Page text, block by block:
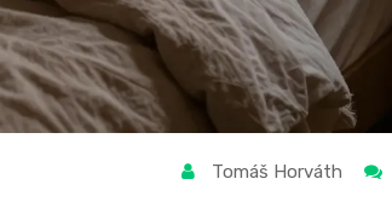
Tomáš Horváth